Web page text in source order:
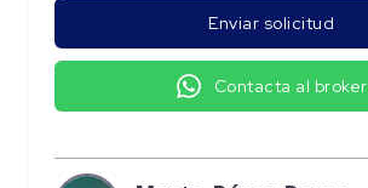
Enviar solicitud
Contacta al broker